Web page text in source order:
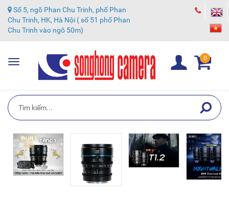
Số 5, ngõ Phan Chu Trinh, phố Phan
Chu Trinh, HK, Hà Nội ( số 51 phố Phan
Chu Trinh vào ngõ 50m)
Toggle
navigation
0